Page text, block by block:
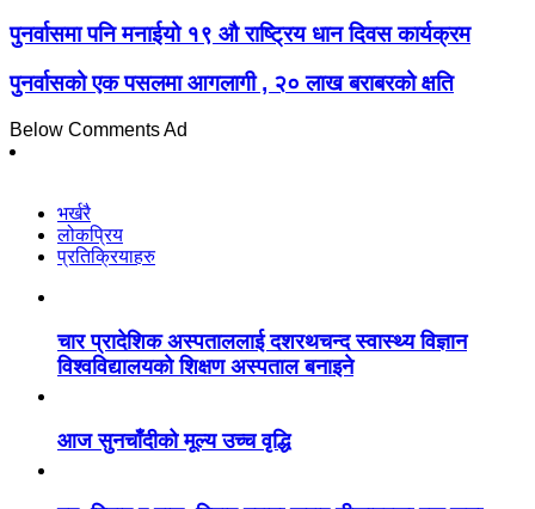
पुनर्वासमा पनि मनाईयो १९ औ राष्ट्रिय धान दिवस कार्यक्रम
पुनर्वासको एक पसलमा आगलागी , २० लाख बराबरको क्षति
Below Comments Ad
भर्खरै
लोकप्रिय
प्रतिक्रियाहरु
चार प्रादेशिक अस्पताललाई दशरथचन्द स्वास्थ्य विज्ञान
विश्वविद्यालयको शिक्षण अस्पताल बनाइने
आज सुनचाँदीको मूल्य उच्च वृद्धि